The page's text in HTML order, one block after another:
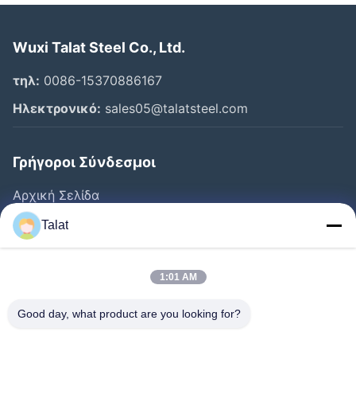
Wuxi Talat Steel Co., Ltd.
τηλ: 0086-15370886167
Ηλεκτρονικό: sales05@talatsteel.com
Γρήγοροι Σύνδεσμοι
Αρχική Σελίδα
Προϊόντα
Σχετικά Με Εμάς
Ποιοτικός Έλεγχος
Talat
1:01 AM
Good day, what product are you looking for?